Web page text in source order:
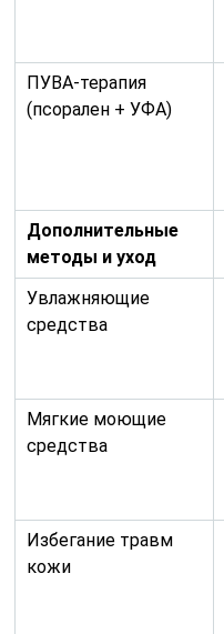
ПУВА-терапия
(псорален + УФА)
Дополнительные
методы и уход
Увлажняющие
средства
Мягкие моющие
средства
Избегание травм
кожи